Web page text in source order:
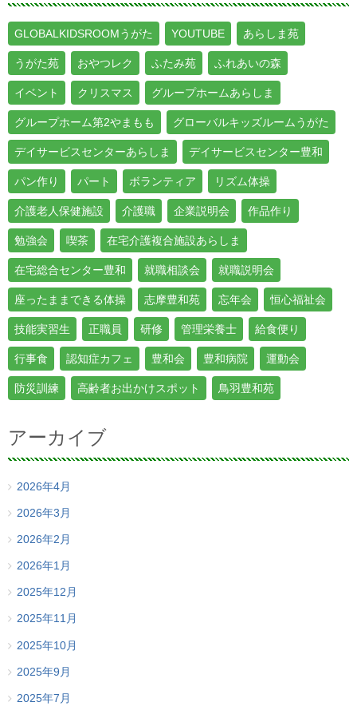
GLOBALKIDSROOMうがた YOUTUBE あらしま苑
うがた苑 おやつレク ふたみ苑 ふれあいの森
イベント クリスマス グループホームあらしま
グループホーム第2やまもも グローバルキッズルームうがた
デイサービスセンターあらしま デイサービスセンター豊和
パン作り パート ボランティア リズム体操
介護老人保健施設 介護職 企業説明会 作品作り
勉強会 喫茶 在宅介護複合施設あらしま
在宅総合センター豊和 就職相談会 就職説明会
座ったままできる体操 志摩豊和苑 忘年会 恒心福祉会
技能実習生 正職員 研修 管理栄養士 給食便り
行事食 認知症カフェ 豊和会 豊和病院 運動会
防災訓練 高齢者お出かけスポット 鳥羽豊和苑
アーカイブ
2026年4月
2026年3月
2026年2月
2026年1月
2025年12月
2025年11月
2025年10月
2025年9月
2025年7月